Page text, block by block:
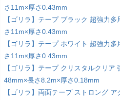
さ11m×厚さ0.43mm
【ゴリラ】テープ ブラック 超強力
さ11m×厚さ0.43mm
【ゴリラ】テープ ホワイト 超強力
さ11m×厚さ0.43mm
【ゴリラ】テープ クリスタルクリ
48mm×長さ8.2m×厚さ0.18mm
【ゴリラ】両面テープ ストロング